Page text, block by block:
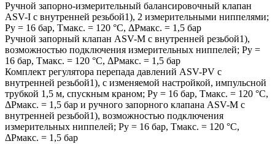
Ручной запорно-измерительный балансировочный клапан
ASV-I с внутренней резьбой1), 2 измерительными ниппелями;
Ру = 16 бар, Тмакс. = 120 °С, ΔРмакс. = 1,5 бар
Ручной запорный клапан ASV-М с внутренней резьбой1),
возможностью подключения измерительных ниппелей; Ру =
16 бар, Тмакс. = 120 °С, ΔРмакс. = 1,5 бар
Комплект регулятора перепада давлений ASV-PV с
внутренней резьбой1), с изменяемой настройкой, импульсной
трубкой 1,5 м, спускным краном; Ру = 16 бар, Тмакс. = 120 °С,
ΔРмакс. = 1,5 бар и ручного запорного клапана ASV-М с
внутренней резьбой1), возможностью подключения
измерительных ниппелей; Ру = 16 бар, Тмакс. = 120 °С,
ΔРмакс. = 1,5 бар